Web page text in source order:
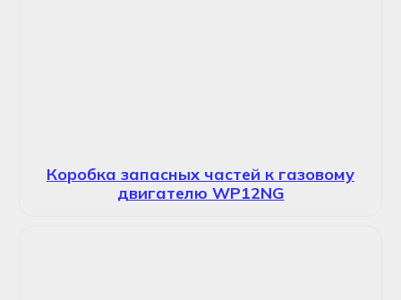
Коробка запасных частей к газовому
двигателю WP12NG